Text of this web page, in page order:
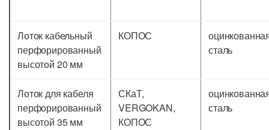
Лоток кабельный
перфорированный
высотой 20 мм
КОПОС
сталь
Лоток для кабеля
перфорированный
высотой 35 мм
СКаТ,
VERGOKAN,
КОПОС
сталь